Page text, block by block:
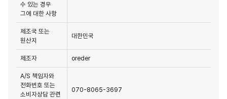
수 있는 경우
그에 대한 사항
제조국 또는
원산지
대한민국
제조자 oreder
A/S 책임자와
전화번호 또는
소비자상담 관련
070-8065-3697